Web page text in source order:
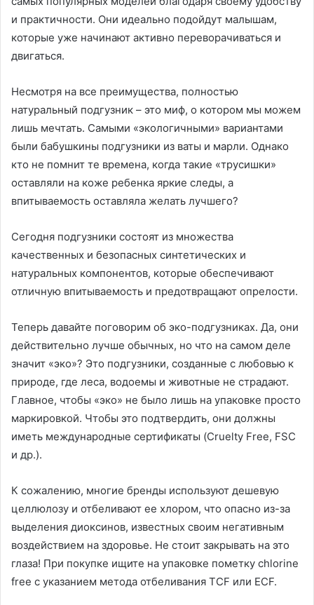
и практичности. Они идеально подойдут малышам,
которые уже начинают активно переворачиваться и
двигаться.
Несмотря на все преимущества, полностью
натуральный подгузник – это миф, о котором мы можем
лишь мечтать. Самыми «экологичными» вариантами
были бабушкины подгузники из ваты и марли. Однако
кто не помнит те времена, когда такие «трусишки»
оставляли на коже ребенка яркие следы, а
впитываемость оставляла желать лучшего?
Сегодня подгузники состоят из множества
качественных и безопасных синтетических и
натуральных компонентов, которые обеспечивают
отличную впитываемость и предотвращают опрелости.
Теперь давайте поговорим об эко-подгузниках. Да, они
действительно лучше обычных, но что на самом деле
значит «эко»? Это подгузники, созданные с любовью к
природе, где леса, водоемы и животные не страдают.
Главное, чтобы «эко» не было лишь на упаковке просто
маркировкой. Чтобы это подтвердить, они должны
иметь международные сертификаты (Cruelty Free, FSC
и др.).
К сожалению, многие бренды используют дешевую
целлюлозу и отбеливают ее хлором, что опасно из-за
выделения диоксинов, известных своим негативным
воздействием на здоровье. Не стоит закрывать на это
глаза! При покупке ищите на упаковке пометку chlorine
free с указанием метода отбеливания TCF или ECF.